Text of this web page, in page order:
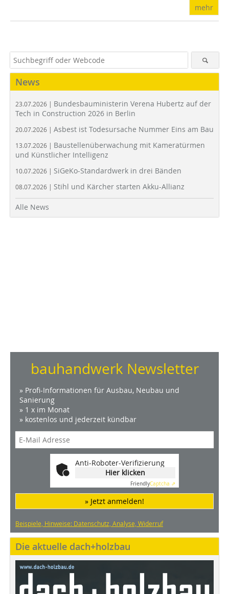
mehr
News
23.07.2026 | Bundesbauministerin Verena Hubertz auf der
Tech in Construction 2026 in Berlin
20.07.2026 | Asbest ist Todesursache Nummer Eins am Bau
13.07.2026 | Baustellenüberwachung mit Kameratürmen
und Künstlicher Intelligenz
10.07.2026 | SiGeKo-Standardwerk in drei Bänden
08.07.2026 | Stihl und Kärcher starten Akku-Allianz
Alle News
bauhandwerk Newsletter
» Profi-Informationen für Ausbau, Neubau und
Sanierung
» 1 x im Monat
» kostenlos und jederzeit kündbar
Anti-Roboter-Verifizierung
Hier klicken
FriendlyCaptcha ⇗
» Jetzt anmelden!
Beispiele, Hinweise: Datenschutz, Analyse, Widerruf
Die aktuelle dach+holzbau